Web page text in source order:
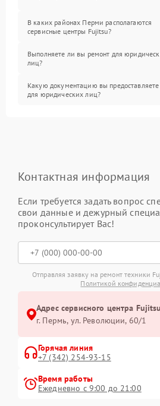
В каких районах Перми располагаются
сервисные центры Fujitsu?
Выполняете ли вы ремонт для
лиц?
Какую документацию вы предоставляете
для юридических лиц?
Контактная информация
Если требуется задать вопрос
свои данные и дежурный
проконсультирует Вас!
Отправляя заявку на ремонт техники
Политикой
Адрес сервисного центра
г. Пермь, ул. ​Революции, 60/1
Горячая линия
+7 (342) 254-93-15
Время работы
Ежедневно с 9:00 до 21:00